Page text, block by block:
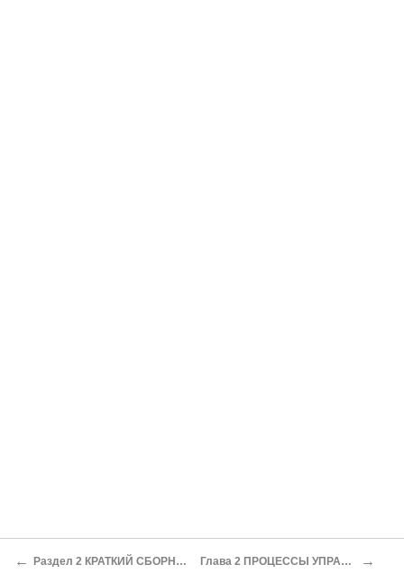
← Раздел 2 КРАТКИЙ СБОРНИК ПРОЦЕССОВ Глава 2 ПРОЦЕССЫ УПРАВЛЕНИЯ ТЕЛОМ →